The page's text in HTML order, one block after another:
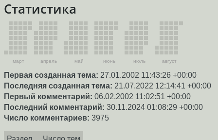
Статистика
март апрель май июнь июль август
Первая созданная тема: 27.01.2002 11:43:26 +00:00
Последняя созданная тема: 21.07.2022 12:14:41 +00:00
Первый комментарий: 06.02.2002 11:02:51 +00:00
Последний комментарий: 30.11.2024 01:08:29 +00:00
Число комментариев: 3975